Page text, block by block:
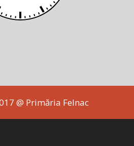
@ Primăria Felnac